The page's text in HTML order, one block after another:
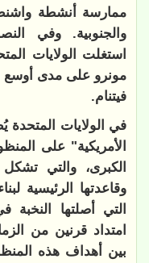
ممارسة أنشطة
والجنوبية. وفي
استغلت الولايات
مونرو على مدى أوسع
فيتنام.
في الولايات المتحدة
الأمريكية" على
الكبرى، والتي
وقاعدتها الرئيسية
التي أصلتها
امتداد قرنين من
بين أهداف هذه